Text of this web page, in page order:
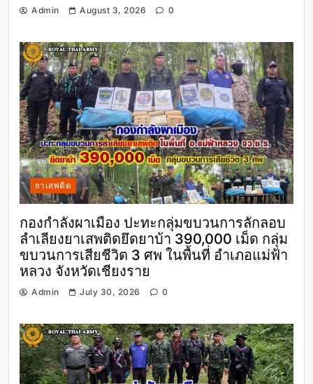
Admin August 3, 2026 0
ยาเสพติด
กองกำลังผาเมือง ปะทะกลุ่มขบวนการลักลอบ
ลำเลียงยาเสพติดยึดยาบ้า 390,000 เม็ด กลุ่ม
ขบวนการเสียชีวิต 3 ศพ ในพื้นที่ อำเภอแม่ฟ้า
หลวง จังหวัดเชียงราย
Admin July 30, 2026 0